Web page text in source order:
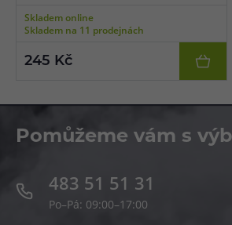
plodů udeří na chuťové pohárky všemi
možnými tóny od těch nejsladších, až po
jahůdek, borůvek, malin, ostružin a dalších
Skladem online
Skladem na 11 prodejnách
245 Kč
Pomůžeme vám s
483 51 51 31
Po–Pá: 09:00–17:00